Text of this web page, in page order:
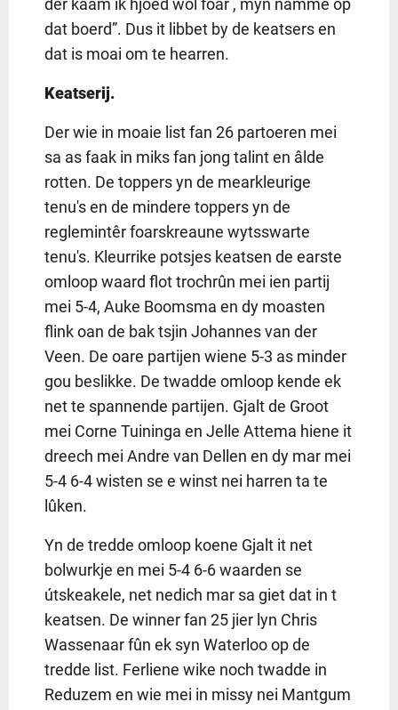
der kaam ik hjoed wol foar , myn namme op
dat boerd”. Dus it libbet by de keatsers en
dat is moai om te hearren.
Keatserij.
Der wie in moaie list fan 26 partoeren mei
sa as faak in miks fan jong talint en âlde
rotten. De toppers yn de mearkleurige
tenu's en de mindere toppers yn de
reglemintêr foarskreaune wytsswarte
tenu's. Kleurrike potsjes keatsen de earste
omloop waard flot trochrûn mei ien partij
mei 5-4, Auke Boomsma en dy moasten
flink oan de bak tsjin Johannes van der
Veen. De oare partijen wiene 5-3 as minder
gou beslikke. De twadde omloop kende ek
net te spannende partijen. Gjalt de Groot
mei Corne Tuininga en Jelle Attema hiene it
dreech mei Andre van Dellen en dy mar mei
5-4 6-4 wisten se e winst nei harren ta te
lûken.
Yn de tredde omloop koene Gjalt it net
bolwurkje en mei 5-4 6-6 waarden se
útskeakele, net nedich mar sa giet dat in t
keatsen. De winner fan 25 jier lyn Chris
Wassenaar fûn ek syn Waterloo op de
tredde list. Ferliene wike noch twadde in
Reduzem en wie mei in missy nei Mantgum